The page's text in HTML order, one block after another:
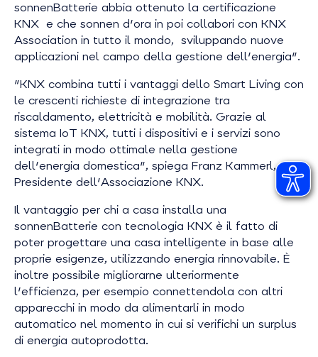
sonnenBatterie abbia ottenuto la certificazione
KNX e che sonnen d'ora in poi collabori con KNX
Association in tutto il mondo, sviluppando nuove
applicazioni nel campo della gestione dell'energia".
"KNX combina tutti i vantaggi dello Smart Living con
le crescenti richieste di integrazione tra
riscaldamento, elettricità e mobilità. Grazie al
sistema IoT KNX, tutti i dispositivi e i servizi sono
integrati in modo ottimale nella gestione
dell'energia domestica", spiega Franz Kammerl,
Presidente dell'Associazione KNX.
Il vantaggio per chi a casa installa una
sonnenBatterie con tecnologia KNX è il fatto di
poter progettare una casa intelligente in base alle
proprie esigenze, utilizzando energia rinnovabile. È
inoltre possibile migliorarne ulteriormente
l'efficienza, per esempio connettendola con altri
apparecchi in modo da alimentarli in modo
automatico nel momento in cui si verifichi un surplus
di energia autoprodotta.